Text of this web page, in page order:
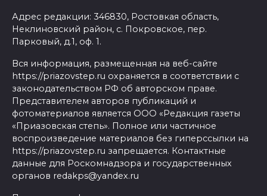
Адрес редакции: 346830, Ростовкая область,
Неклиновский район, с. Покровское, пер.
Парковый, д.1, оф. 1.
Вся информация, размещенная на веб-сайте
https://priazovstep.ru охраняется в соответствии с
законодательством РФ об авторском праве.
Представителем авторов публикаций и
фотоматериалов является ООО «Редакция газеты
«Приазовская степь». Полное или частичное
воспроизведение материалов без гиперссылки на
https://priazovstep.ru запрещается. Контактные
данные для Роскомнадзора и государственных
органов redakps@yandex.ru